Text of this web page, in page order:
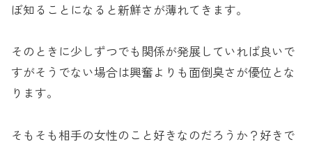
ぼ知ることになると新鮮さが薄れてきます。
そのときに少しずつでも関係が発展していれば良いで
すがそうでない場合は興奮よりも面倒臭さが優位とな
ります。
そもそも相手の女性のこと好きなのだろうか？好きで